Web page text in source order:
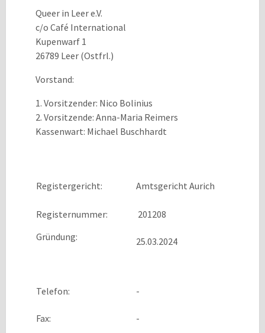
Queer in Leer e.V.
c/o Café International
Kupenwarf 1
26789 Leer (Ostfrl.)
Vorstand:
1. Vorsitzender: Nico Bolinius
2. Vorsitzende: Anna-Maria Reimers
Kassenwart: Michael Buschhardt
Registergericht: Amtsgericht Aurich
Registernummer:
201208
Gründung:
25.03.2024
Telefon: -
Fax: -